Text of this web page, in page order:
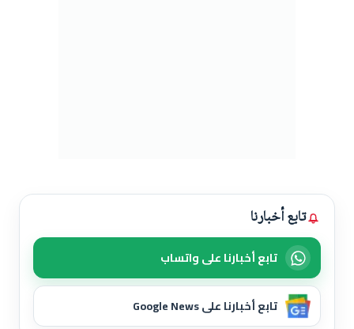
تابع أخبارنا
تابع أخبارنا على واتساب
تابع أخبارنا على Google News